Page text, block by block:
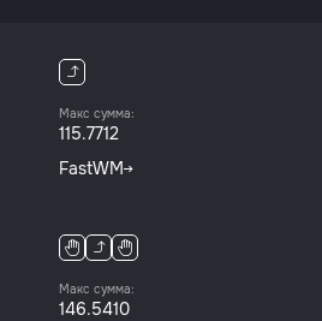
Макс сумма:
115.7712
FastWM
Макс сумма:
146.5410